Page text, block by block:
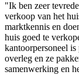
"Ik ben zeer
verkoop van het
marktkennis en
huis goed te
kantoorpersoneel
overleg en ze
samenwerking en